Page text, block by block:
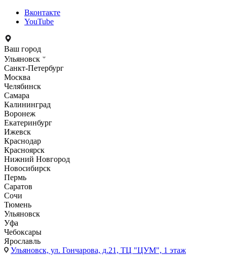
Вконтакте
YouTube
Ваш город
Ульяновск
Санкт-Петербург
Москва
Челябинск
Самара
Калининград
Воронеж
Екатеринбург
Ижевск
Краснодар
Красноярск
Нижний Новгород
Новосибирск
Пермь
Саратов
Сочи
Тюмень
Ульяновск
Уфа
Чебоксары
Ярославль
Ульяновск, ул. Гончарова, д.21, ТЦ "ЦУМ", 1 этаж